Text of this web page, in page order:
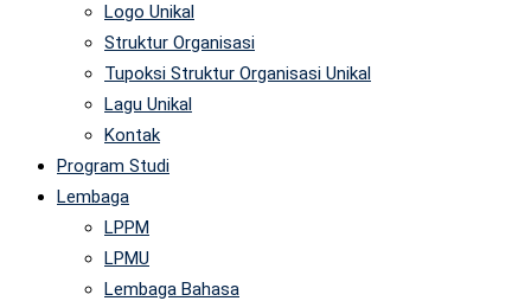
Logo Unikal
Struktur Organisasi
Tupoksi Struktur Organisasi Unikal
Lagu Unikal
Kontak
Program Studi
Lembaga
LPPM
LPMU
Lembaga Bahasa